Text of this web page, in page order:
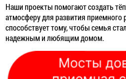
Наши проекты помогают создать
атмосферу для развития приемного
способствует тому, чтобы семья
надежным и любящим домом.